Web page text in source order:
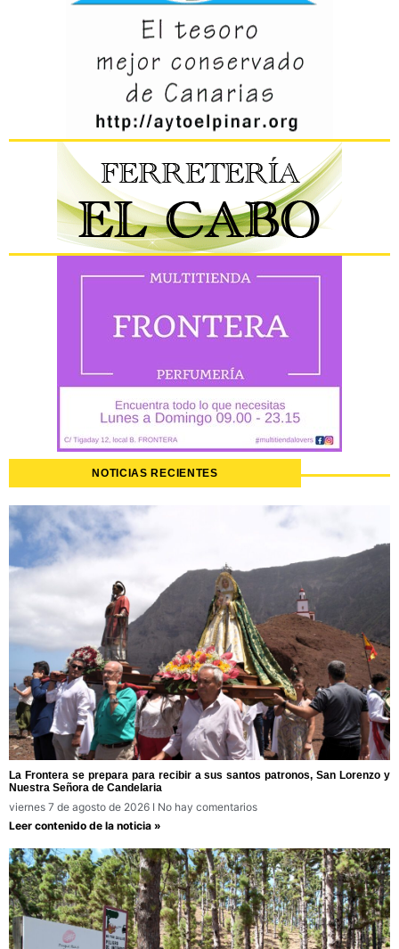
NOTICIAS RECIENTES
La Frontera se prepara para recibir a sus santos patronos, San Lorenzo y
Nuestra Señora de Candelaria
viernes 7 de agosto de 2026
No hay comentarios
Leer contenido de la noticia »